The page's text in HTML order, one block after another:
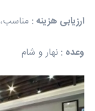
ارزیابی هزینه: مناسب،
وعده :نهار و شام